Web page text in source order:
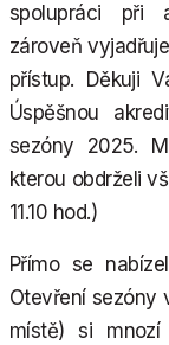
spolupráci při
zároveň
přístup. Děkuji
Úspěšnou
sezóny 2025.
kterou obdrželi
11.10 hod.)
Přímo se
Otevření sezóny
místě) si mnozí